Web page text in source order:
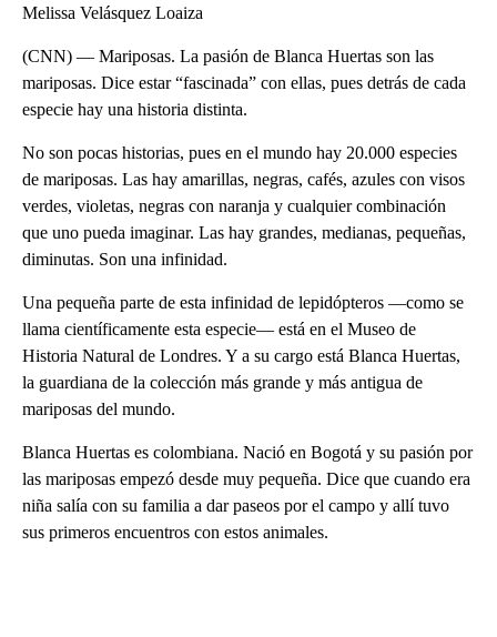
Melissa Velásquez Loaiza
(CNN) — Mariposas. La pasión de Blanca Huertas son las
mariposas. Dice estar “fascinada” con ellas, pues detrás de cada
especie hay una historia distinta.
No son pocas historias, pues en el mundo hay 20.000 especies
de mariposas. Las hay amarillas, negras, cafés, azules con visos
verdes, violetas, negras con naranja y cualquier combinación
que uno pueda imaginar. Las hay grandes, medianas, pequeñas,
diminutas. Son una infinidad.
Una pequeña parte de esta infinidad de lepidópteros —como se
llama científicamente esta especie— está en el Museo de
Historia Natural de Londres. Y a su cargo está Blanca Huertas,
la guardiana de la colección más grande y más antigua de
mariposas del mundo.
Blanca Huertas es colombiana. Nació en Bogotá y su pasión por
las mariposas empezó desde muy pequeña. Dice que cuando era
niña salía con su familia a dar paseos por el campo y allí tuvo
sus primeros encuentros con estos animales.